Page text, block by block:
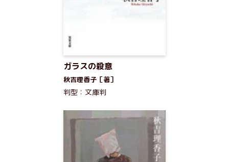
ガラスの殺意
秋吉理香子［著］
判型：文庫判